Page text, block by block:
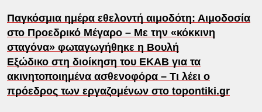
Παγκόσμια ημέρα εθελοντή αιμοδότη: Αιμοδοσία
στο Προεδρικό Μέγαρο – Με την «κόκκινη
σταγόνα» φωταγωγήθηκε η Βουλή
Εξώδικο στη διοίκηση του ΕΚΑΒ για τα
ακινητοποιημένα ασθενοφόρα – Τι λέει ο
πρόεδρος των εργαζομένων στο topontiki.gr